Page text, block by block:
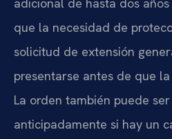
que la necesidad de
solicitud de extensión
presentarse antes de que
La orden también puede
anticipadamente si hay un